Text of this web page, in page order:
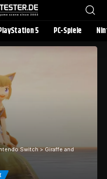
5 PC-Spiele
Switch>Giraffe and